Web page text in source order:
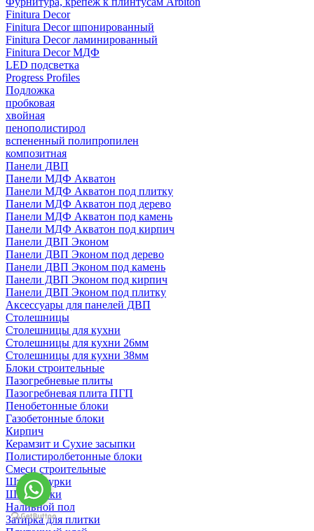
Finitura Decor
Finitura Decor шпонированный
Finitura Decor ламинированный
Finitura Decor МДФ
LED подсветка
Progress Profiles
Подложка
пробковая
хвойная
пенополистирол
вспененный полипропилен
композитная
Панели ДВП
Панели МДФ Акватон
Панели МДФ Акватон под плитку
Панели МДФ Акватон под дерево
Панели МДФ Акватон под камень
Панели МДФ Акватон под кирпич
Панели ДВП Эконом
Панели ДВП Эконом под дерево
Панели ДВП Эконом под камень
Панели ДВП Эконом под кирпич
Панели ДВП Эконом под плитку
Аксессуары для панелей ДВП
Столешницы
Столешницы для кухни
Столешницы для кухни 26мм
Столешницы для кухни 38мм
Блоки строительные
Пазогребневые плиты
Пазогребневая плита ПГП
Пенобетонные блоки
Газобетонные блоки
Кирпич
Керамзит и Сухие засыпки
Полистиролбетонные блоки
Смеси строительные
Штукартурки
Шпаклевки
Наливной пол
Затирка для плитки